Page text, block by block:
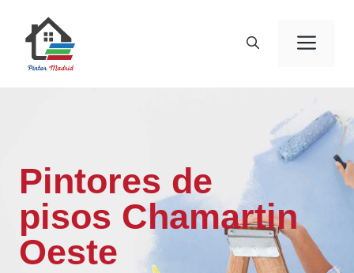
contenido
Pintores de
pisos Chamartin
Oeste